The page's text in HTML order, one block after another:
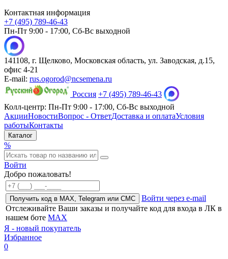
Контактная информация
+7 (495) 789-46-43
Пн-Пт 9:00 - 17:00, Сб-Вс выходной
141108, г. Щелково, Московская область, ул. Заводская, д.15,
офис 4-21
E-mail: rus.ogorod@ncsemena.ru
Россия +7 (495) 789-46-43
Колл-центр: Пн-Пт 9:00 - 17:00, Сб-Вс выходной
АкцииНовостиВопрос - ОтветДоставка и оплатаУсловия
работыКонтакты
Каталог
%
Войти
Добро пожаловать!
Получить код в MAX, Telegram или СМС
Войти через e-mail
Отслеживайте Ваши заказы и получайте код для входа в ЛК в
нашем боте MAX
Я - новый покупатель
Избранное
0